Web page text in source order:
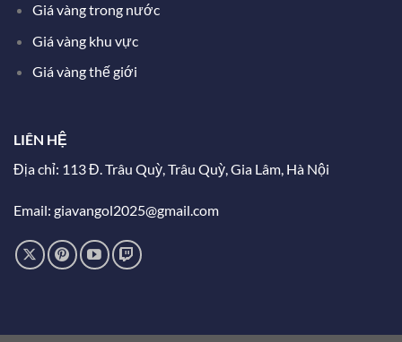
Giá vàng trong nước
Giá vàng khu vực
Giá vàng thế giới
LIÊN HỆ
Địa chỉ: 113 Đ. Trâu Quỳ, Trâu Quỳ, Gia Lâm, Hà Nội
Email: giavangol2025@gmail.com